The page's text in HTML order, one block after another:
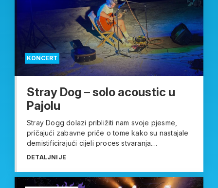
KONCERT
Stray Dog – solo acoustic u
Pajolu
Stray Dogg dolazi približiti nam svoje pjesme,
pričajući zabavne priče o tome kako su nastajale
demistificirajući cijeli proces stvaranja....
DETALJNIJE